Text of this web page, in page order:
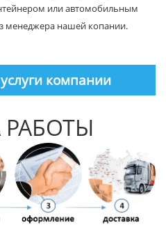
или автомобильным
менеджера нашей копании.
компании